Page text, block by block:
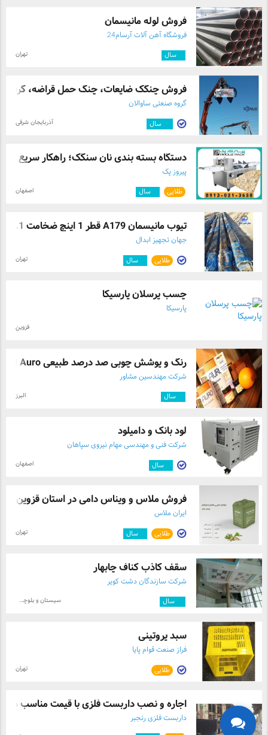
فروش لوله مانیسمان
فروشگاه آهن آلات آرسام24
سال تهران
فروش چنگک ضایعات، چنگ حمل قراضه، گرپ،
گروه صنعتی ساوالان
سال آذربایجان شرقی
دستگاه بسته بندی نان سنگک؛ راهکار سریع و ...
پیروز پک
طلایی سال اصفهان
تیوب مانیسمان A179 قطر 1 اینچ ضخامت 2.1 ...
جهان تجهیز ابدال
طلایی سال تهران
چسب پرسلان پارسیکا
پارسیکا
قزوین
رنگ و پوشش چوبی صد درصد طبیعی Auro آلمان
شرکت مهندسین مشاور
سال البرز
لود بانک و دامیلود
شرکت فنی و مهندسی مهام نیروی سپاهان
سال اصفهان
فروش ملاس و ویناس دامی در استان قزوین
ایران ملاس
طلایی سال تهران
سقف کاذب کناف چابهار
شرکت سازندگان دشت کویر
سال سیستان و بلوچستان
سبد پروتینی
فراز صنعت قوام پایا
طلایی تهران
اجاره و نصب داربست فلزی با قیمت مناسب در
داربست فلزی رنجبر